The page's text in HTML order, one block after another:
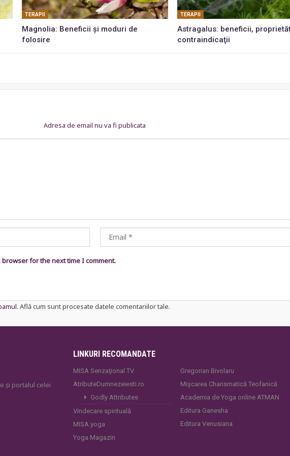
TERAPII
Magnolia: Beneficii și moduri de
folosire
TERAPII
Astragalus: beneficii,
contraindicaţii
Adresa de email nu va fi publicata
browser for the next time I comment.
Află cum sunt procesate datele comentariilor tale.
și portalul celei
LINKURI RECOMANDATE
MISA Senzaţional TV
AtributeDumnezeiesti.ro
Godly Attributes
Vindecare spirituală
MISA.yoga
Yoga Magazin
Gregorian Bivolaru
Mișcarea Charismatică Teofanică
Academia de Yoga online ATMAN
Editura Ganesha
Editura Venusiana